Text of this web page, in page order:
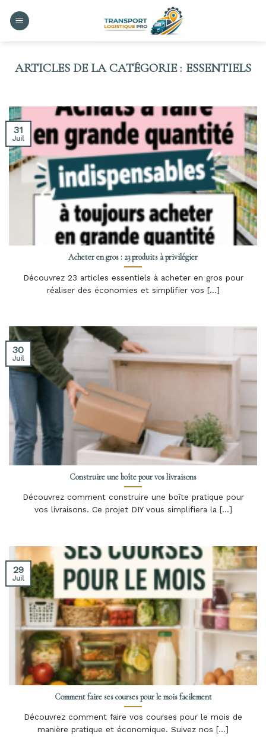
ESSENTIELS
Acheter en gros : 23 produits à privilégier
Découvrez 23 articles essentiels à acheter en gros pour
réaliser des économies et simplifier vos [...]
31
Juil
Construire une boîte pour vos livraisons
Découvrez comment construire une boîte pratique pour
vos livraisons. Ce projet DIY vous simplifiera la [...]
30
Juil
Comment faire ses courses pour le mois facilement
Découvrez comment faire vos courses pour le mois de
manière pratique et économique. Suivez nos [...]
29
Juil